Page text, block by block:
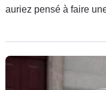
auriez pensé à faire